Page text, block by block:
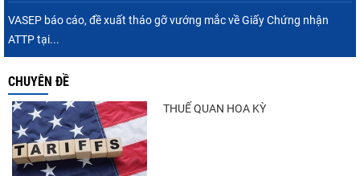
VASEP báo cáo, đề xuất tháo gỡ vướng mắc về Giấy Chứng nhận
ATTP tại...
CHUYÊN ĐỀ
THUẾ QUAN HOA KỲ